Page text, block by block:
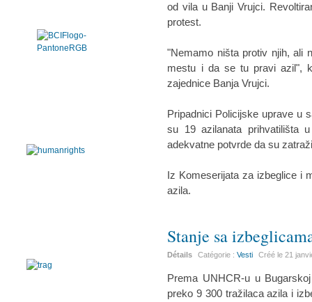
od vila u Banji Vrujci.
protest.
"Nemamo ništa protiv njih, ali
mestu i da se tu pravi azil",
zajednice Banja Vrujci.
Pripadnici Policijske uprave u
su 19 azilanata prihvatilišta
adekvatne potvrde da su
Iz Komeserijata za izbeglice i
azila.
Stanje sa
Détails Catégorie :Vesti Créé le21
Prema UNHCR-u u
preko 9 300 tražilaca azila i